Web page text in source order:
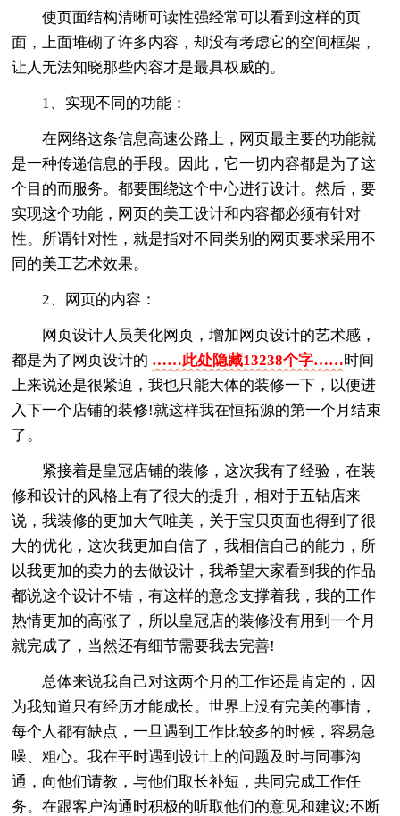
使页面结构清晰可读性强经常可以看到这样的页
面，上面堆砌了许多内容，却没有考虑它的空间框架，
让人无法知晓那些内容才是最具权威的。
1、实现不同的功能：
在网络这条信息高速公路上，网页最主要的功能就
是一种传递信息的手段。因此，它一切内容都是为了这
个目的而服务。都要围绕这个中心进行设计。然后，要
实现这个功能，网页的美工设计和内容都必须有针对
性。所谓针对性，就是指对不同类别的网页要求采用不
同的美工艺术效果。
2、网页的内容：
网页设计人员美化网页，增加网页设计的艺术感，
都是为了网页设计的 ……此处隐藏13238个字……时间
上来说还是很紧迫，我也只能大体的装修一下，以便进
入下一个店铺的装修!就这样我在恒拓源的第一个月结束
了。
紧接着是皇冠店铺的装修，这次我有了经验，在装
修和设计的风格上有了很大的提升，相对于五钻店来
说，我装修的更加大气唯美，关于宝贝页面也得到了很
大的优化，这次我更加自信了，我相信自己的能力，所
以我更加的卖力的去做设计，我希望大家看到我的作品
都说这个设计不错，有这样的意念支撑着我，我的工作
热情更加的高涨了，所以皇冠店的装修没有用到一个月
就完成了，当然还有细节需要我去完善!
总体来说我自己对这两个月的工作还是肯定的，因
为我知道只有经历才能成长。世界上没有完美的事情，
每个人都有缺点，一旦遇到工作比较多的时候，容易急
噪、粗心。我在平时遇到设计上的问题及时与同事沟
通，向他们请教，与他们取长补短，共同完成工作任
务。在跟客户沟通时积极的听取他们的意见和建议;不断